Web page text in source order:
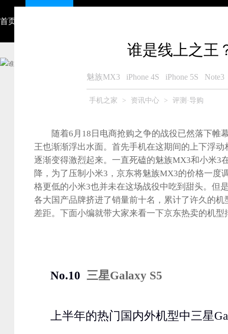
首页
谁是线上之王
魅族MX3 iPhone 4S iPhone 5S Note3
手机之家 > 资讯中心 > 评测·导购
随着6月18日电商抢购之争的战役已然落下帷
王也渐渐浮出水面。首先手机在这期间的上下浮
逐渐变得激烈起来。一直死磕的魅族MX3和小米3
降，为了压制小米3，京东将魅族MX3的价格一度
格更低的小米3也并未在这场战役中吃到甜头。但
各大国产品牌挤进了销量前十名，累计了许久的
差距。下面小编就带大家来看一下京东热卖的机型
No.10 三星Galaxy S5
上半年的热门国内外机型中三星